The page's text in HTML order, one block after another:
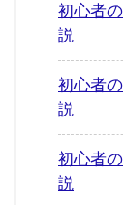
初心者
説
初心者
説
初心者
説